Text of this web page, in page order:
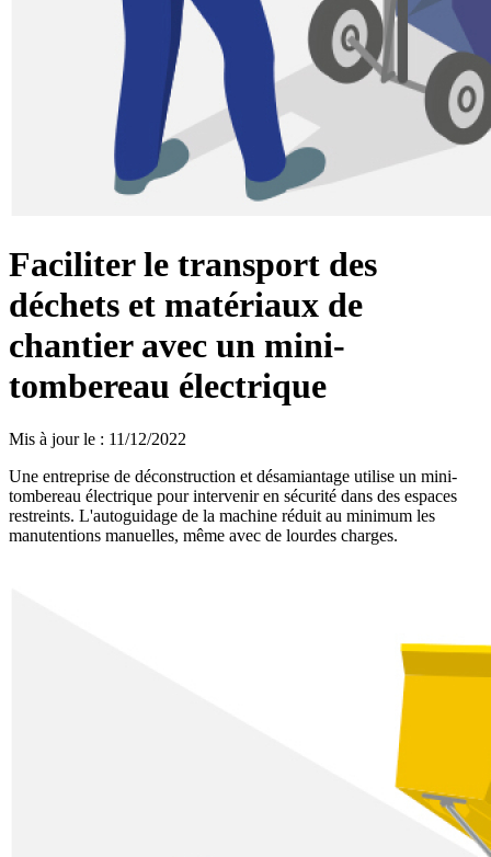
Faciliter le transport des
déchets et matériaux de
chantier avec un mini-
tombereau électrique
Mis à jour le : 11/12/2022
Une entreprise de déconstruction et désamiantage utilise un mini-
tombereau électrique pour intervenir en sécurité dans des espaces
restreints. L'autoguidage de la machine réduit au minimum les
manutentions manuelles, même avec de lourdes charges.